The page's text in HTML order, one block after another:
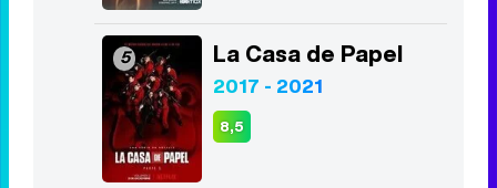
5 La Casa de Papel
2017 - 2021
8,5